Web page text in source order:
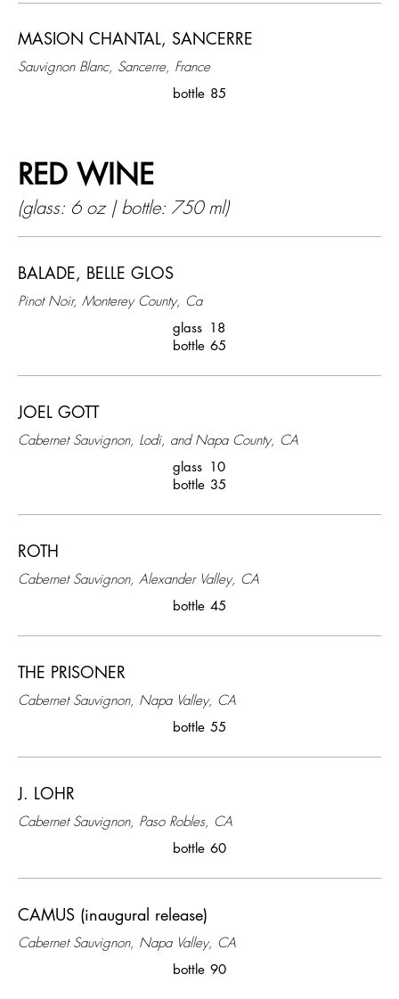
MASION CHANTAL, SANCERRE
Sauvignon Blanc, Sancerre, France
bottle 85
RED WINE
(glass: 6 oz | bottle: 750 ml)
BALADE, BELLE GLOS
Pinot Noir, Monterey County, Ca
glass 18
bottle 65
JOEL GOTT
Cabernet Sauvignon, Lodi, and Napa County, CA
glass 10
bottle 35
ROTH
Cabernet Sauvignon, Alexander Valley, CA
bottle 45
THE PRISONER
Cabernet Sauvignon, Napa Valley, CA
bottle 55
J. LOHR
Cabernet Sauvignon, Paso Robles, CA
bottle 60
CAMUS (inaugural release)
Cabernet Sauvignon, Napa Valley, CA
bottle 90